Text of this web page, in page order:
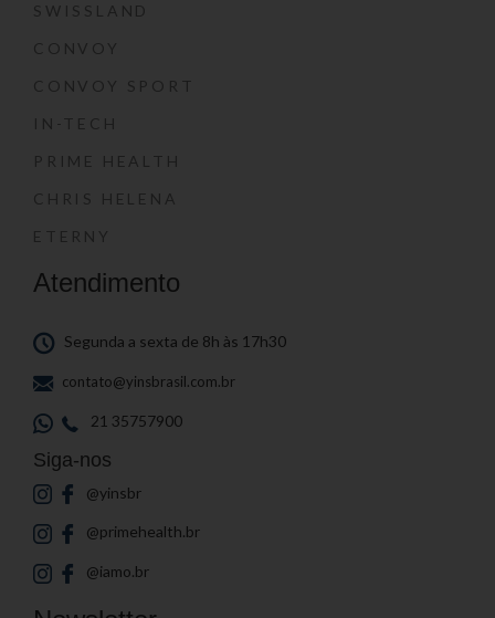
SWISSLAND
CONVOY
CONVOY SPORT
IN-TECH
PRIME HEALTH
CHRIS HELENA
ETERNY
Atendimento
Segunda a sexta de 8h às 17h30
contato@yinsbrasil.com.br
21 35757900
Siga-nos
@yinsbr
@primehealth.br
@iamo.br